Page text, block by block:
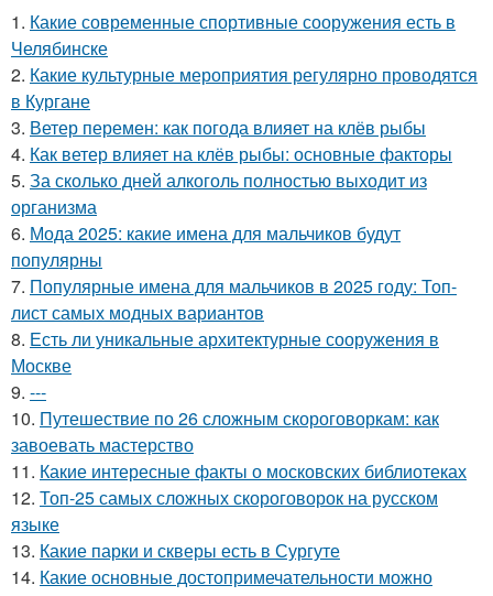
1. Какие современные спортивные сооружения есть в
Челябинске
2. Какие культурные мероприятия регулярно проводятся
в Кургане
3. Ветер перемен: как погода влияет на клёв рыбы
4. Как ветер влияет на клёв рыбы: основные факторы
5. За сколько дней алкоголь полностью выходит из
организма
6. Мода 2025: какие имена для мальчиков будут
популярны
7. Популярные имена для мальчиков в 2025 году: Топ-
лист самых модных вариантов
8. Есть ли уникальные архитектурные сооружения в
Москве
9. ---
10. Путешествие по 26 сложным скороговоркам: как
завоевать мастерство
11. Какие интересные факты о московских библиотеках
12. Топ-25 самых сложных скороговорок на русском
языке
13. Какие парки и скверы есть в Сургуте
14. Какие основные достопримечательности можно